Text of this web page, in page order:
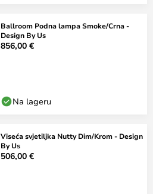
Ballroom Podna lampa Smoke/Crna -
Design By Us
856,00 €
Na lageru
Viseća svjetiljka Nutty Dim/Krom - Design
By Us
506,00 €